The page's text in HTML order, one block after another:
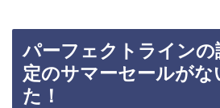
パーフェクトラインの
定のサマーセールがな
た！